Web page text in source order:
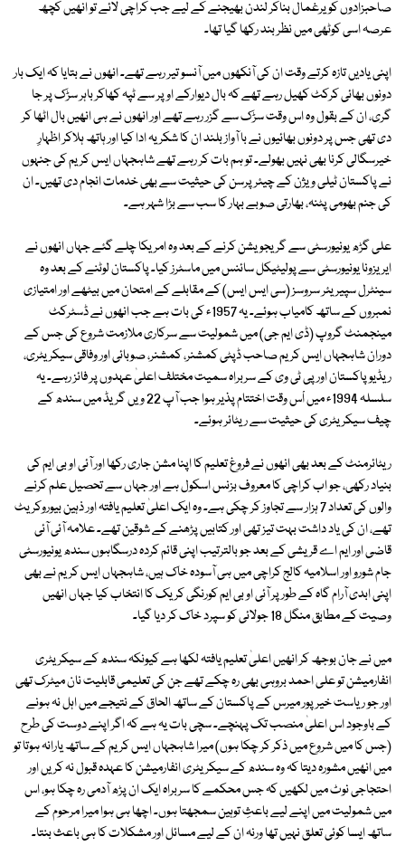
صاحبزادوں کو یرغمال بناکر لندن بھیجنے کے لیے جب کراچی لائے تو انھیں کچھ
عرصہ اسی کوٹھی میں نظر بند رکھا گیا تھا۔
اپنی یادیں تازہ کرتے وقت ان کی آنکھوں میں آنسو تیر رہے تھے۔ انھوں نے بتایا کہ ایک بار
دونوں بھائی کرکٹ کھیل رہے تھے کہ بال دیوارکے اوپر سے ٹپہ کھاکر باہر سڑک پر جا
گری، ان کے بقول وہ اس وقت سڑک سے گزر رہے تھے اور انھوں نے ہی انھیں بال اٹھا کر
دی تھی جس پر دونوں بھائیوں نے با آواز بلند ان کا شکریہ ادا کیا اور ہاتھ ہلاکر اظہارِ
خیرسگالی کرنا بھی نہیں بھولے۔ تو ہم بات کر رہے تھے شاہجہاں ایس کریم کی جنہوں
نے پاکستان ٹیلی ویژن کے چیئرپرسن کی حیثیت سے بھی خدمات انجام دی تھیں۔ ان
کی جنم بھومی پٹنہ، بھارتی صوبے بہار کا سب سے بڑا شہر ہے۔
علی گڑھ یونیورسٹی سے گریجویشن کرنے کے بعد وہ امریکا چلے گئے جہاں انھوں نے
ایریزونا یونیورسٹی سے پولیٹیکل سائنس میں ماسٹرز کیا۔ پاکستان لوٹنے کے بعد وہ
سینٹرل سپیریئر سروسز (سی ایس ایس) کے مقابلے کے امتحان میں بیٹھے اور امتیازی
نمبروں کے ساتھ کامیاب ہوئے۔ یہ 1957ء کی بات ہے جب انھوں نے ڈسٹرکٹ
مینجمنٹ گروپ (ڈی ایم جی) میں شمولیت سے سرکاری ملازمت شروع کی جس کے
دوران شاہجہاں ایس کریم صاحب ڈپٹی کمشنر، کمشنر، صوبائی اور وفاقی سیکریٹری،
ریڈیو پاکستان اور پی ٹی وی کے سربراہ سمیت مختلف اعلیٰ عہدوں پر فائز رہے۔ یہ
سلسلہ 1994ء میں اْس وقت اختتام پذیر ہوا جب آپ 22 ویں گریڈ میں سندھ کے
چیف سیکریٹری کی حیثیت سے ریٹائر ہوئے۔
ریٹائرمنٹ کے بعد بھی انھوں نے فروغ تعلیم کا اپنا مشن جاری رکھا اور آئی او بی ایم کی
بنیاد رکھی، جو اب کراچی کا معروف بزنس اسکول ہے اور جہاں سے تحصیل علم کرنے
والوں کی تعداد 7 ہزار سے تجاوز کر چکی ہے۔ وہ ایک اعلیٰ تعلیم یافتہ اور ذہین بیوروکریٹ
تھے، ان کی یاد داشت بہت تیز تھی اور کتابیں پڑھنے کے شوقین تھے۔ علامہ آئی آئی
قاضی اور ایم اے قریشی کے بعد جو بالترتیب اپنی قائم کردہ درسگاہوں سندھ یونیورسٹی
جام شورو اور اسلامیہ کالج کراچی میں ہی آسودہ خاک ہیں، شاہجہاں ایس کریم نے بھی
اپنی ابدی آرام گاہ کے طور پر آئی او بی ایم کورنگی کریک کا انتخاب کیا جہاں انھیں
وصیت کے مطابق منگل 18 جولائی کو سپرد خاک کر دیا گیا۔
میں نے جان بوجھ کر انھیں اعلیٰ تعلیم یافتہ لکھا ہے کیونکہ سندھ کے سیکریٹری
انفارمیشن تو علی احمد بروہی بھی رہ چکے تھے جن کی تعلیمی قابلیت نان میٹرک تھی
اور جو ریاست خیرپور میرس کے پاکستان کے ساتھ الحاق کے نتیجے میں اہل نہ ہونے
کے باوجود اس اعلیٰ منصب تک پہنچے۔ سچی بات یہ ہے کہ اگر اپنے دوست کی طرح
(جس کا میں شروع میں ذکر کر چکا ہوں) میرا شاہجہاں ایس کریم کے ساتھ یارانہ ہوتا تو
میں انھیں مشورہ دیتا کہ وہ سندھ کے سیکریٹری انفارمیشن کا عہدہ قبول نہ کریں اور
احتجاجی نوٹ میں لکھیں کہ جس محکمے کا سربراہ ایک ان پڑھ آدمی رہ چکا ہو، اس
میں شمولیت میں اپنے لیے باعثِ توہین سمجھتا ہوں۔ اچھا ہی ہوا میرا مرحوم کے
ساتھ ایسا کوئی تعلق نہیں تھا ورنہ ان کے لیے مسائل اور مشکلات کا ہی باعث بنتا۔